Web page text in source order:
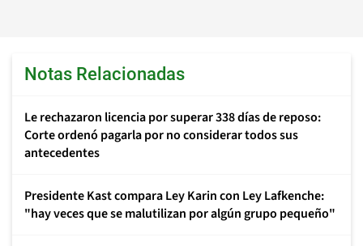
Notas Relacionadas
Le rechazaron licencia por superar 338 días de reposo:
Corte ordenó pagarla por no considerar todos sus
antecedentes
Presidente Kast compara Ley Karin con Ley Lafkenche:
"hay veces que se malutilizan por algún grupo pequeño"